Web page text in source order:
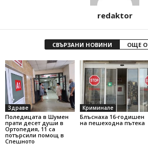
redaktor
СВЪРЗАНИ НОВИНИ ОЩЕ
Здраве
Поледицата в Шумен
прати десет души в
Ортопедия, 11 са
потърсили помощ в
Спешното
Криминале
Блъснаха 16-годишен
на пешеходна пътека